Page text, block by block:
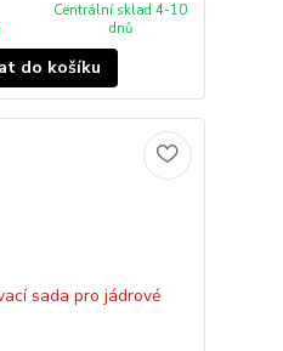
Centrální sklad 4-10
dnů
do košíku